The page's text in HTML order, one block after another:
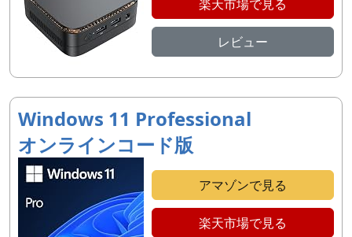
楽天市場で見る
レビュー
Windows 11 Professional
オンラインコード版
アマゾンで見る
楽天市場で見る